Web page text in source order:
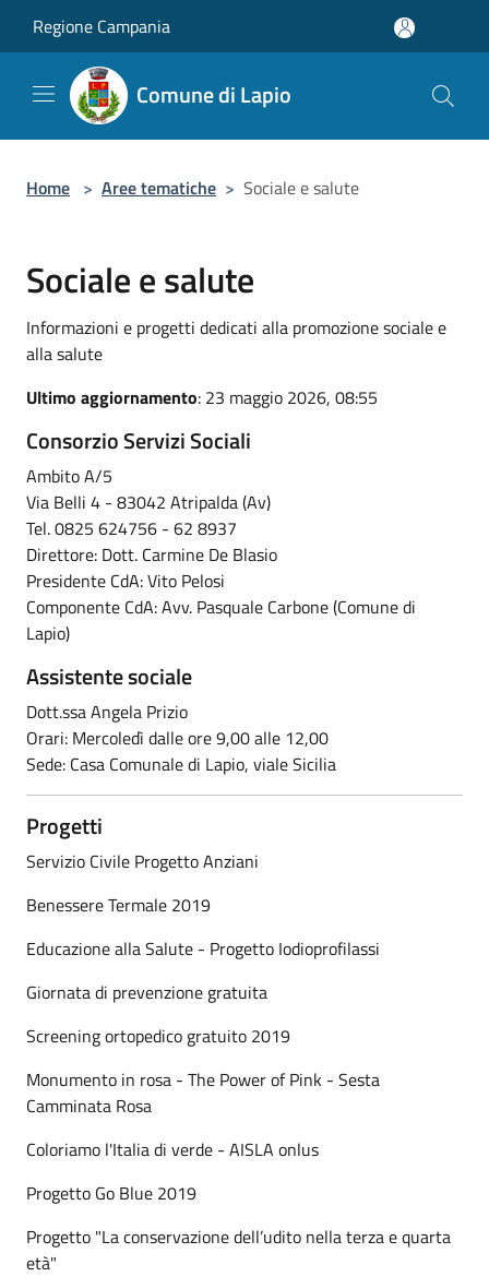
Regione Campania
Comune di Lapio
Home > Aree tematiche > Sociale e salute
Sociale e salute
Informazioni e progetti dedicati alla promozione sociale e
alla salute
Ultimo aggiornamento: 23 maggio 2026, 08:55
Consorzio Servizi Sociali
Ambito A/5
Via Belli 4 - 83042 Atripalda (Av)
Tel. 0825 624756 - 62 8937
Direttore: Dott. Carmine De Blasio
Presidente CdA: Vito Pelosi
Componente CdA: Avv. Pasquale Carbone (Comune di
Lapio)
Assistente sociale
Dott.ssa Angela Prizio
Orari: Mercoledì dalle ore 9,00 alle 12,00
Sede: Casa Comunale di Lapio, viale Sicilia
Progetti
Servizio Civile Progetto Anziani
Benessere Termale 2019
Educazione alla Salute - Progetto Iodioprofilassi
Giornata di prevenzione gratuita
Screening ortopedico gratuito 2019
Monumento in rosa - The Power of Pink - Sesta
Camminata Rosa
Coloriamo l'Italia di verde - AISLA onlus
Progetto Go Blue 2019
Progetto "La conservazione dell’udito nella terza e quarta
età"